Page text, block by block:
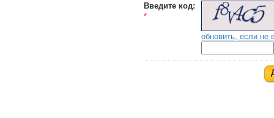
Введите код:
*
обновить, если не